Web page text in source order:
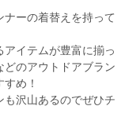
ーの着替えを持って
イテムが豊富に揃っ
どのアウトドアブラン
め！
も沢山あるのでぜひチ